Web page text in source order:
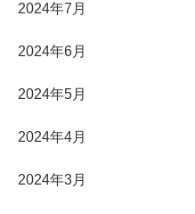
2024年7月
2024年6月
2024年5月
2024年4月
2024年3月